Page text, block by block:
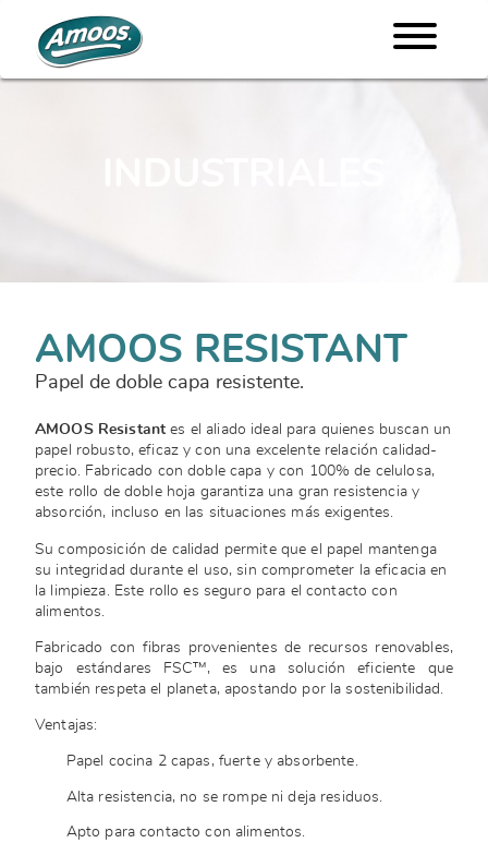
AMOOS RESISTANT
Papel de doble capa resistente.
AMOOS Resistant es el aliado ideal para quienes buscan un
papel robusto, eficaz y con una excelente relación calidad-
precio. Fabricado con doble capa y con 100% de celulosa,
este rollo de doble hoja garantiza una gran resistencia y
absorción, incluso en las situaciones más exigentes.
Su composición de calidad permite que el papel mantenga
su integridad durante el uso, sin comprometer la eficacia en
la limpieza. Este rollo es seguro para el contacto con
alimentos.
Fabricado con fibras provenientes de recursos renovables,
bajo estándares FSC™, es una solución eficiente que
también respeta el planeta, apostando por la sostenibilidad.
Ventajas:
Papel cocina 2 capas, fuerte y absorbente.
Alta resistencia, no se rompe ni deja residuos.
Apto para contacto con alimentos.